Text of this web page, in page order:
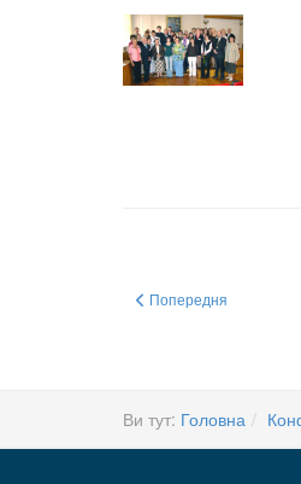
Попередня стаття:
Попередня
Ви тут: Головна